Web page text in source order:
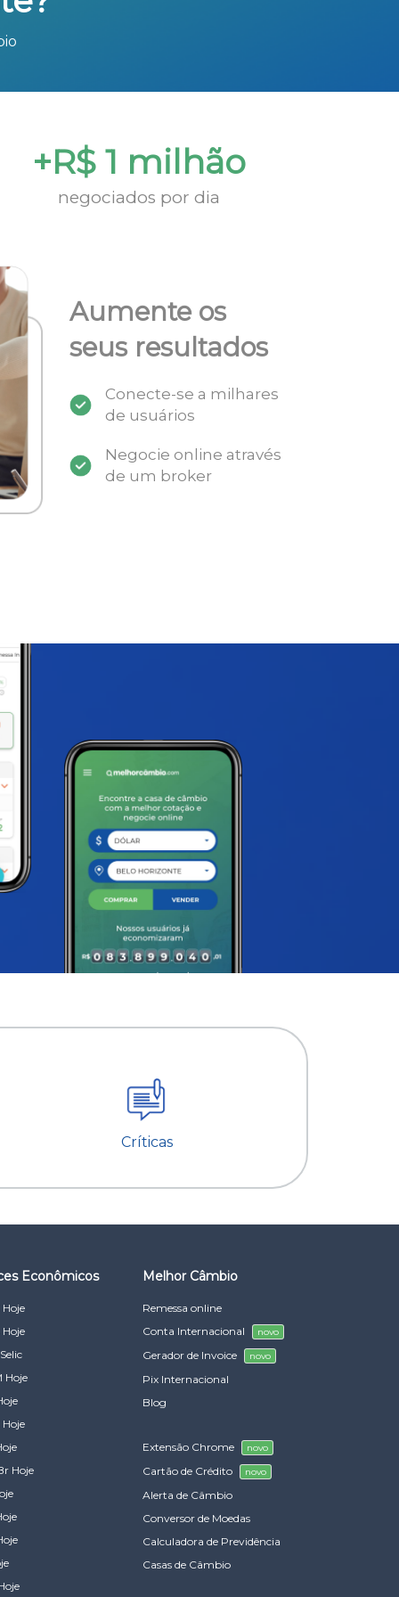
+R$ 1 milhão
negociados por dia
Aumente os
seus resultados
Conecte-se a milhares
de usuários
Negocie online através
de um broker
Críticas
Econômicos
Hoje
Hoje
Hoje
Hoje
Hoje
Melhor Câmbio
Remessa online
Conta Internacional
novo
Gerador de Invoice novo
Pix Internacional
Blog
Extensão Chrome novo
Cartão de Crédito novo
Alerta de Câmbio
Conversor de Moedas
Calculadora de Previdência
Casas de Câmbio